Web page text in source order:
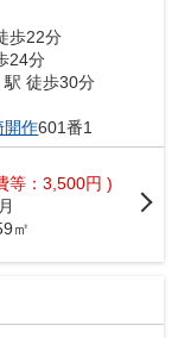
歩22分
24分
駅 徒歩30分
開作601番1
等：3,500円 )
㎡